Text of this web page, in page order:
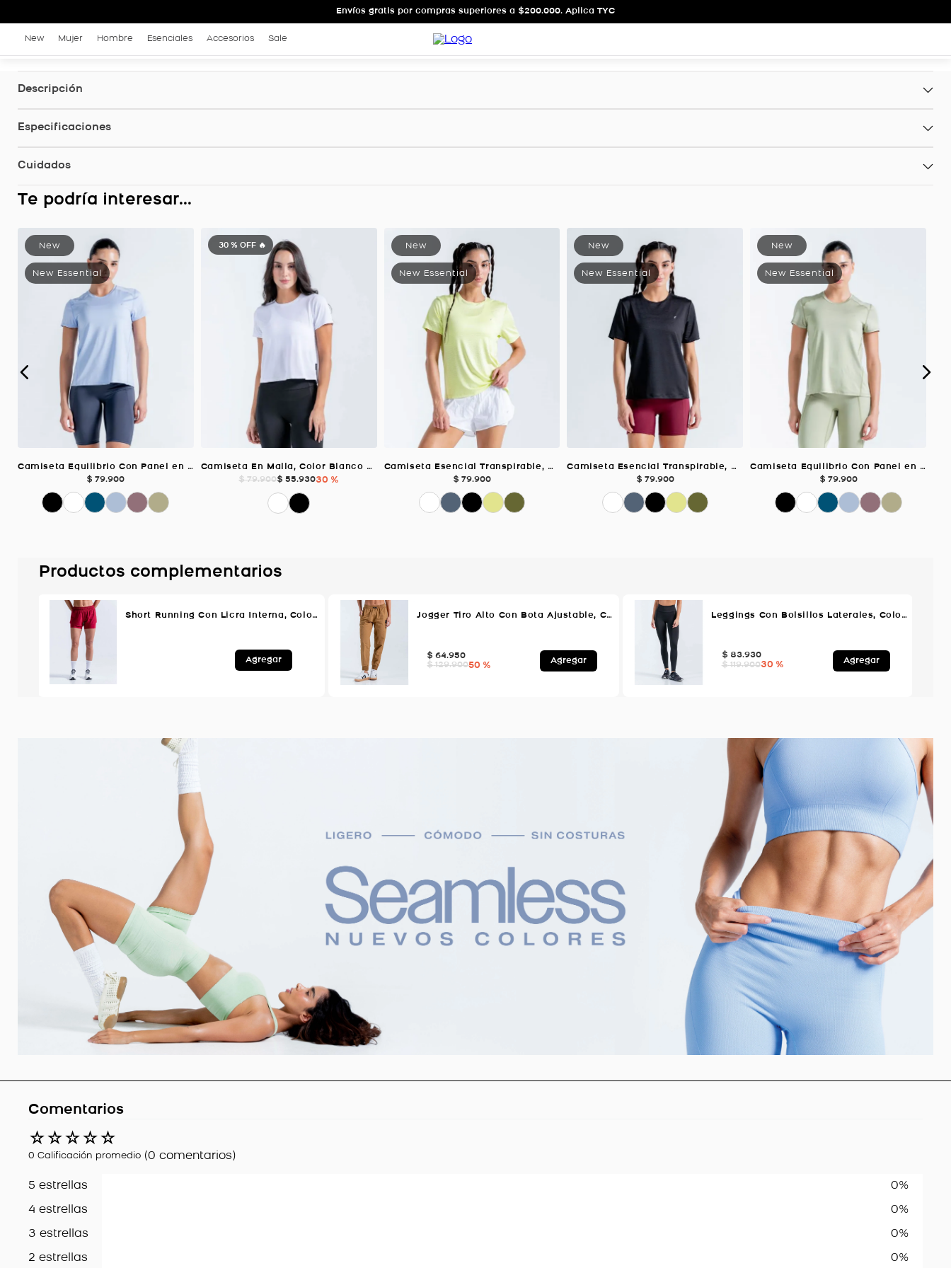
Envíos gratis por compras superiores a $200.000. Aplica TYC
New Mujer Hombre Esenciales Accesorios Sale
Descripción
Especificaciones
Cuidados
Te podría interesar...
Camiseta Equilibrio Con Panel en Malla, Color AZUL CELESTE Para Mujer
$ 79.900
30 % OFF 🔥
Camiseta En Malla, Color Blanco Para Mujer
$ 79.900$ 55.93030 %
Camiseta Esencial Transpirable, Color VERDE LIMA Para Mujer
$ 79.900
Camiseta Esencial Transpirable, Color NEGRO Para Mujer
$ 79.900
Camiseta Equilibrio Con Panel en Malla, Color VERDE SALVIA Para Mujer
$ 79.900
Productos complementarios
Short Running Con Licra Interna, Color Rojo Para Mujer
Agregar
Jogger Tiro Alto Con Bota Ajustable, Color Cafe Para Mujer
$ 64.950
$ 129.90050 % Agregar
Leggings Con Bolsillos Laterales, Color Negro Para Mujer
$ 83.930
$ 119.90030 % Agregar
Comentarios
☆☆☆☆☆
0 Calificación promedio (0 comentarios)
5 estrellas 0%
4 estrellas 0%
3 estrellas 0%
2 estrellas 0%